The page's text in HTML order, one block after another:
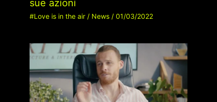
sue azioni
#Love is in the air/ News/ 01/03/2022